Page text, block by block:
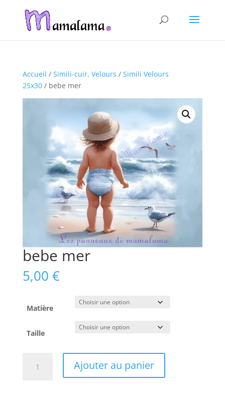
Accueil / Simili-cuir, Velours / Simili Velours
25x30/ bebe mer
bebe mer
5,00 €
Matière
Taille
Ajouter au panier